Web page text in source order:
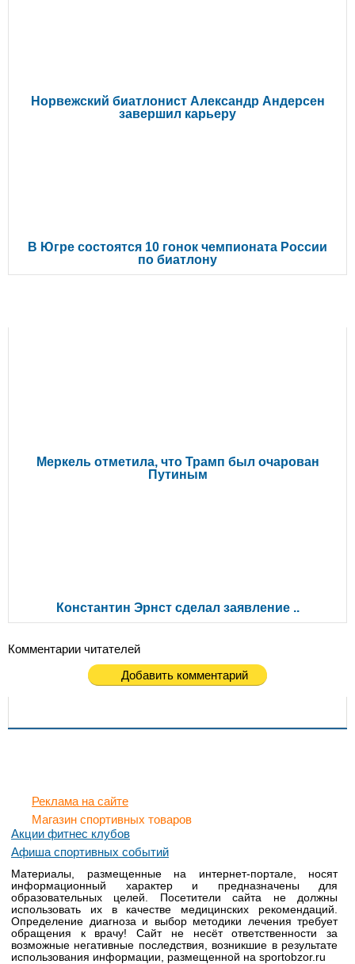
Норвежский биатлонист Александр Андерсен
завершил карьеру
В Югре состоятся 10 гонок чемпионата России
по биатлону
Меркель отметила, что Трамп был очарован
Путиным
Константин Эрнст сделал заявление ..
Комментарии читателей
Добавить комментарий
Реклама на сайте
Магазин спортивных товаров
Акции фитнес клубов
Афиша спортивных событий
Материалы, размещенные на интернет-портале, носят
информационный характер и предназначены для
образовательных целей. Посетители сайта не должны
использовать их в качестве медицинских рекомендаций.
Определение диагноза и выбор методики лечения требует
обращения к врачу! Сайт не несёт ответственности за
возможные негативные последствия, возникшие в результате
использования информации, размещенной на sportobzor.ru